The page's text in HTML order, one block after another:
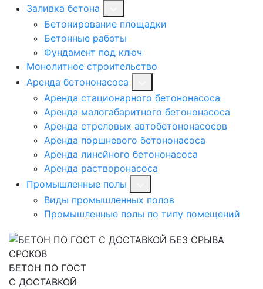
Заливка бетона
Бетонирование площадки
Бетонные работы
Фундамент под ключ
Монолитное строительство
Аренда бетононасоса
Аренда стационарного бетононасоса
Аренда малогабаритного бетононасоса
Аренда стреловых автобетононасосов
Аренда поршневого бетононасоса
Аренда линейного бетононасоса
Аренда растворонасоса
Промышленные полы
Виды промышленных полов
Промышленные полы по типу помещений
БЕТОН ПО ГОСТ
С ДОСТАВКОЙ